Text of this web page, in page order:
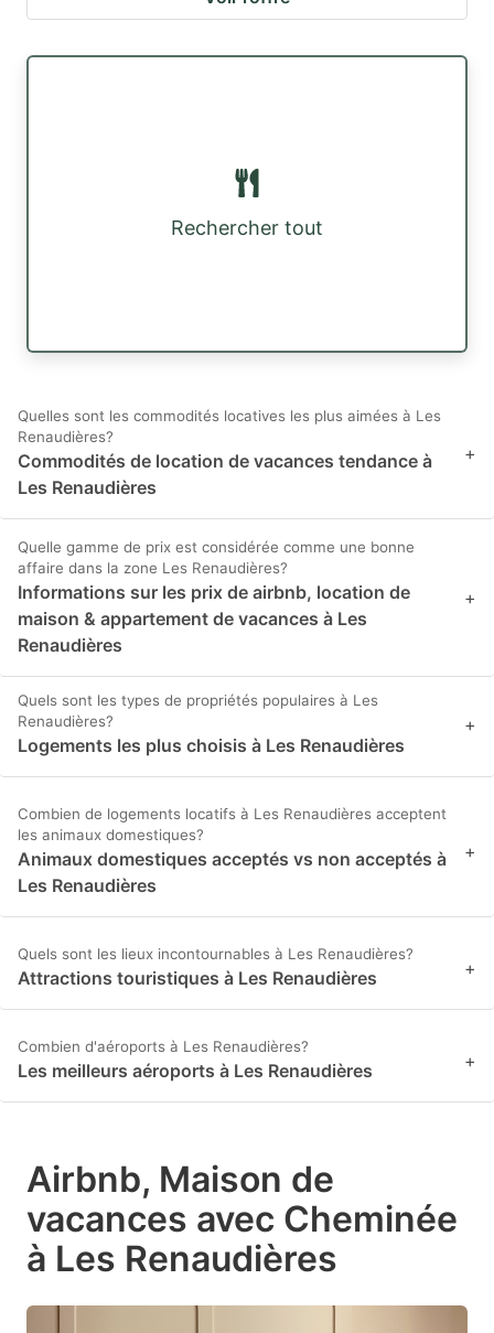
Rechercher tout
Quelles sont les commodités locatives les plus aimées à Les
Renaudières?
Commodités de location de vacances tendance à
Les Renaudières
+
Quelle gamme de prix est considérée comme une bonne
affaire dans la zone Les Renaudières?
Informations sur les prix de airbnb, location de
maison & appartement de vacances à Les
Renaudières
+
Quels sont les types de propriétés populaires à Les
Renaudières?
Logements les plus choisis à Les Renaudières
+
Combien de logements locatifs à Les Renaudières acceptent
les animaux domestiques?
Animaux domestiques acceptés vs non acceptés à
Les Renaudières
+
Quels sont les lieux incontournables à Les Renaudières?
Attractions touristiques à Les Renaudières +
Combien d'aéroports à Les Renaudières?
Les meilleurs aéroports à Les Renaudières +
Airbnb, Maison de
vacances avec Cheminée
à Les Renaudières